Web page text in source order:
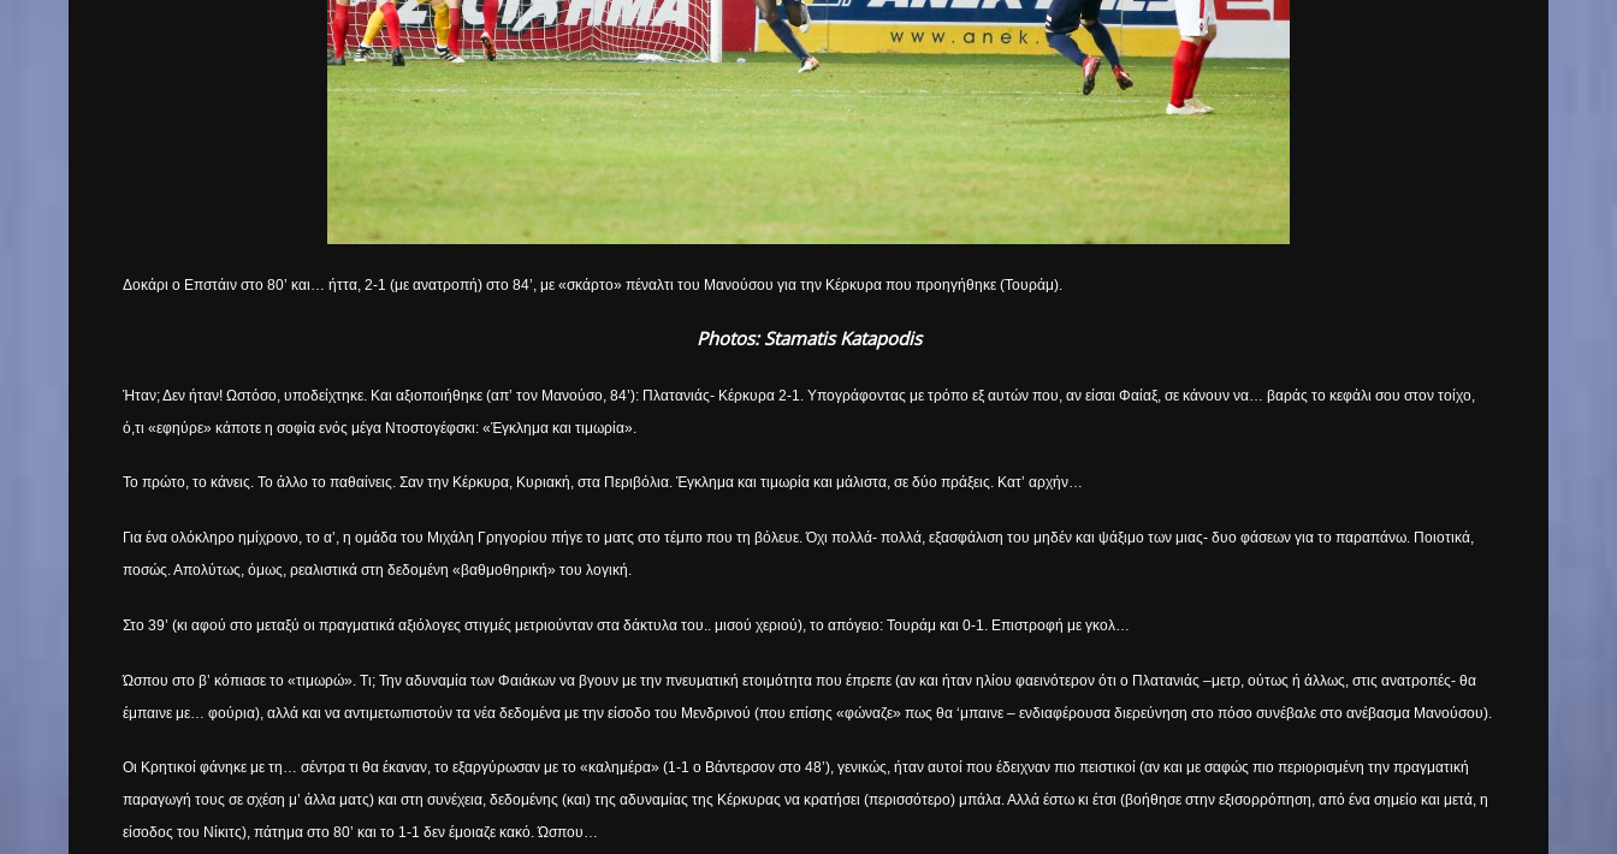
Δοκάρι ο Επστάιν στο 80’ και… ήττα, 2-1 (με ανατροπή) στο 84’, με «σκάρτο» πέναλτι του Μανούσου για την Κέρκυρα που προηγήθηκε (Τουράμ).
Photos: Stamatis Katapodis
Ήταν; Δεν ήταν! Ωστόσο, υποδείχτηκε. Και αξιοποιήθηκε (απ’ τον Μανούσο, 84’): Πλατανιάς- Κέρκυρα 2-1. Υπογράφοντας με τρόπο εξ αυτών που, αν είσαι Φαίαξ, σε κάνουν να… βαράς το κεφάλι σου στον τοίχο,
ό,τι «εφηύρε» κάποτε η σοφία ενός μέγα Ντοστογέφσκι: «Έγκλημα και τιμωρία».
Το πρώτο, το κάνεις. Το άλλο το παθαίνεις. Σαν την Κέρκυρα, Κυριακή, στα Περιβόλια. Έγκλημα και τιμωρία και μάλιστα, σε δύο πράξεις. Κατ’ αρχήν…
Για ένα ολόκληρο ημίχρονο, το α’, η ομάδα του Μιχάλη Γρηγορίου πήγε το ματς στο τέμπο που τη βόλευε. Όχι πολλά- πολλά, εξασφάλιση του μηδέν και ψάξιμο των μιας- δυο φάσεων για το παραπάνω. Ποιοτικά,
ποσώς. Απολύτως, όμως, ρεαλιστικά στη δεδομένη «βαθμοθηρική» του λογική.
Στο 39’ (κι αφού στο μεταξύ οι πραγματικά αξιόλογες στιγμές μετριούνταν στα δάκτυλα του.. μισού χεριού), το απόγειο: Τουράμ και 0-1. Επιστροφή με γκολ…
Ώσπου στο β’ κόπιασε το «τιμωρώ». Τι; Την αδυναμία των Φαιάκων να βγουν με την πνευματική ετοιμότητα που έπρεπε (αν και ήταν ηλίου φαεινότερον ότι ο Πλατανιάς –μετρ, ούτως ή άλλως, στις ανατροπές- θα
έμπαινε με… φούρια), αλλά και να αντιμετωπιστούν τα νέα δεδομένα με την είσοδο του Μενδρινού (που επίσης «φώναζε» πως θα ‘μπαινε – ενδιαφέρουσα διερεύνηση στο πόσο συνέβαλε στο ανέβασμα Μανούσου).
Οι Κρητικοί φάνηκε με τη… σέντρα τι θα έκαναν, το εξαργύρωσαν με το «καλημέρα» (1-1 ο Βάντερσον στο 48’), γενικώς, ήταν αυτοί που έδειχναν πιο πειστικοί (αν και με σαφώς πιο περιορισμένη την πραγματική
παραγωγή τους σε σχέση μ’ άλλα ματς) και στη συνέχεια, δεδομένης (και) της αδυναμίας της Κέρκυρας να κρατήσει (περισσότερο) μπάλα. Αλλά έστω κι έτσι (βοήθησε στην εξισορρόπηση, από ένα σημείο και μετά, η
είσοδος του Νίκιτς), πάτημα στο 80’ και το 1-1 δεν έμοιαζε κακό. Ώσπου…